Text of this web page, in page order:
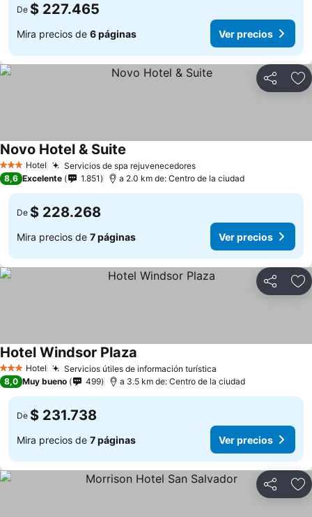
De $ 227.465
Mira precios de 6 páginas Ver precios
Compartir
3 Estrellas
Hotel Servicios de spa rejuvenecedores
Novo Hotel & Suite
8,6 Excelente 1.851 a 2.0 km de: Centro de la ciudad
De $ 228.268
Mira precios de 7 páginas Ver precios
Compartir
3 Estrellas
Hotel Servicios útiles de información turística
Hotel Windsor Plaza
8,0 Muy bueno 499 a 3.5 km de: Centro de la ciudad
De $ 231.738
Mira precios de 7 páginas Ver precios
Compartir